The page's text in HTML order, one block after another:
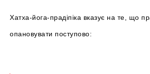
Хатха-йога-прадіпіка вказує на те, що
опановувати поступово: